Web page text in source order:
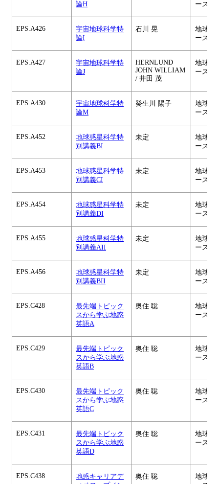
論H
ース
EPS.A426
宇宙地球科学特
論I
石川 晃
地球惑
ース
EPS.A427
宇宙地球科学特
論J
HERNLUND
JOHN WILLIAM
/ 井田 茂
地球惑
ース
EPS.A430
宇宙地球科学特
論M
癸生川 陽子
地球惑
ース
EPS.A452
地球惑星科学特
別講義BI
未定
地球惑
ース
EPS.A453
地球惑星科学特
別講義CI
未定
地球惑
ース
EPS.A454
地球惑星科学特
別講義DI
未定
地球惑
ース
EPS.A455
地球惑星科学特
別講義AII
未定
地球惑
ース
EPS.A456
地球惑星科学特
別講義BII
未定
地球惑
ース
EPS.C428
最先端トピック
スから学ぶ地惑
英語A
奥住 聡
地球惑
ース
EPS.C429
最先端トピック
スから学ぶ地惑
英語B
奥住 聡
地球惑
ース
EPS.C430
最先端トピック
スから学ぶ地惑
英語C
奥住 聡
地球惑
ース
EPS.C431
最先端トピック
スから学ぶ地惑
英語D
奥住 聡
地球惑
ース
EPS.C438
地惑キャリアデ
奥住 聡
地球惑